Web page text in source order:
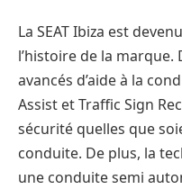
La SEAT Ibiza est
l’histoire de la marque.
avancés d’aide à la
Assist et Traffic Sign
sécurité quelles que
conduite. De plus, la
une conduite semi